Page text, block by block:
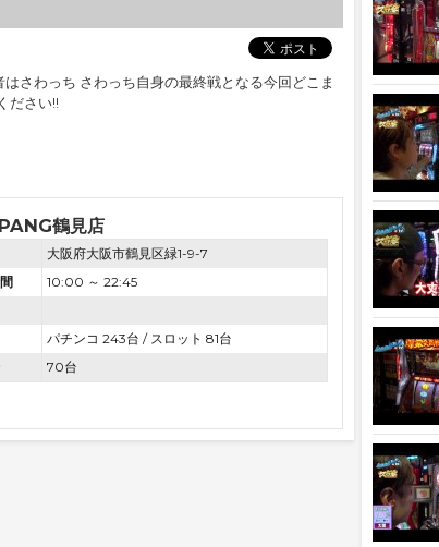
さわっち さわっち自身の最終戦となる今回どこま
ださい!!
鶴見店
大阪府大阪市鶴見区緑1-9-7
10:00 ～ 22:45
パチンコ 243台 / スロット 81台
70台